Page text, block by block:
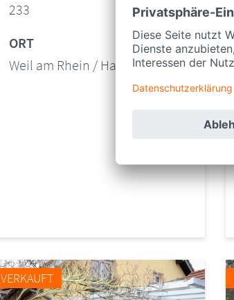
233
ORT
Weil am Rhein / Haltingen
VERKAUFT